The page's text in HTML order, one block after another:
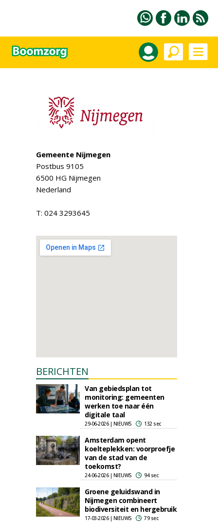
Gemeente Nijmegen
Postbus 9105
6500 HG Nijmegen
Nederland
T: 024 3293645
BERICHTEN
Van gebiedsplan tot
monitoring: gemeenten
werken toe naar één
digitale taal
29-06-2026 | NIEUWS 132 sec
Amsterdam opent
koelteplekken: voorproefje
van de stad van de
toekomst?
24-06-2026 | NIEUWS 94 sec
Groene geluidswand in
Nijmegen combineert
biodiversiteit en hergebruik
17-03-2026 | NIEUWS 79 sec